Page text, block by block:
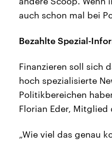
auch schon mal bei
Bezahlte Spezial-
Finanzieren soll sich
hoch spezialisierte
Politikbereichen
Florian Eder,
„Wie viel das genau